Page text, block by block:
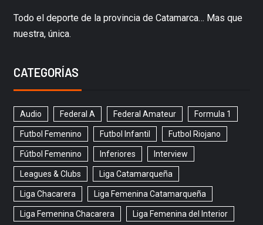
Todo el deporte de la provincia de Catamarca… Mas que
nuestra, única.
CATEGORÍAS
Audio Federal A Federal Amateur Formula 1
Futbol Femenino Futbol Infantil Futbol Riojano
Fútbol Femenino Inferiores Interview
Leagues & Clubs Liga Catamarqueña
Liga Chacarera Liga Femenina Catamarqueña
Liga Femenina Chacarera Liga Femenina del Interior